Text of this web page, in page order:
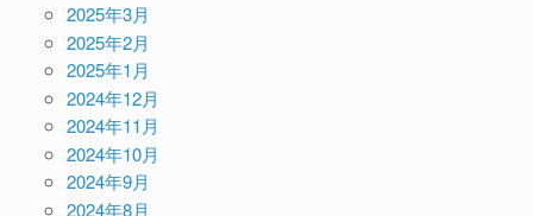
2025年3月
2025年2月
2025年1月
2024年12月
2024年11月
2024年10月
2024年9月
2024年8月